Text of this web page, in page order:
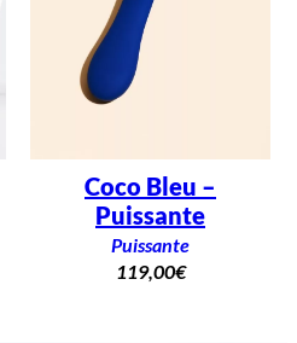
Coco Bleu –
Puissante
Puissante
119,00€